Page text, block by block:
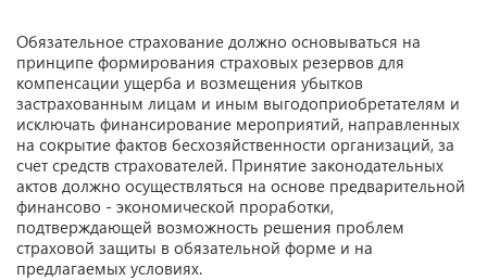
Обязательное страхование должно основываться на
принципе формирования страховых резервов для
компенсации ущерба и возмещения убытков
застрахованным лицам и иным выгодоприобретателям и
исключать финансирование мероприятий, направленных
на сокрытие фактов бесхозяйственности организаций, за
счет средств страхователей. Принятие законодательных
актов должно осуществляться на основе предварительной
финансово - экономической проработки,
подтверждающей возможность решения проблем
страховой защиты в обязательной форме и на
предлагаемых условиях.